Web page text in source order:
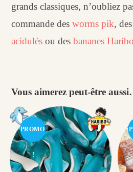
grands classiques, n’oubliez
commande desworms pik,
acidulés ou desbananes Haribo
Vous aimerez peut-être
PROMO
!